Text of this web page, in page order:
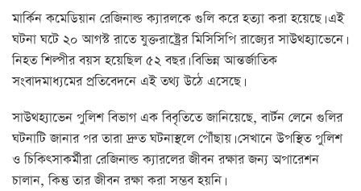
মার্কিন কমেডিয়ান রেজিনাল্ড ক্যারলকে গুলি করে হত্যা করা হয়েছে। এই
ঘটনা ঘটে ২০ আগস্ট রাতে যুক্তরাষ্ট্রের মিসিসিপি রাজ্যের সাউথহ্যাভেনে।
নিহত শিল্পীর বয়স হয়েছিল ৫২ বছর। বিভিন্ন আন্তর্জাতিক
সংবাদমাধ্যমের প্রতিবেদনে এই তথ্য উঠে এসেছে।
সাউথহ্যাভেন পুলিশ বিভাগ এক বিবৃতিতে জানিয়েছে, বার্টন লেনে গুলির
ঘটনাটি জানার পর তারা দ্রুত ঘটনাস্থলে পৌঁছায়। সেখানে উপস্থিত পুলিশ
ও চিকিৎসাকর্মীরা রেজিনাল্ড ক্যারলের জীবন রক্ষার জন্য অপারেশন
চালান, কিন্তু তার জীবন রক্ষা করা সম্ভব হয়নি।